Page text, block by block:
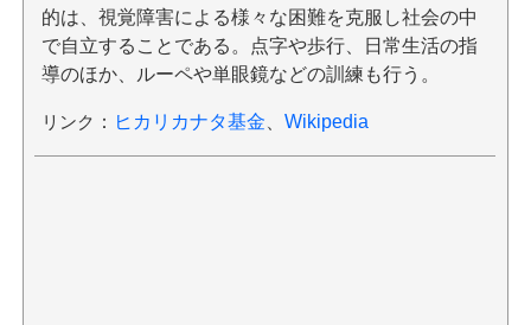
的は、視覚障害による様々な困難を克服し社会の中
で自立することである。点字や歩行、日常生活の指
導のほか、ルーペや単眼鏡などの訓練も行う。
リンク ： ヒカリカナタ基金 Wikipedia